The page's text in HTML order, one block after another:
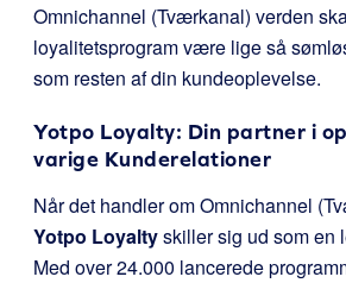
Omnichannel (Tværkanal) verden
loyalitetsprogram være lige så
som resten af din kundeoplevelse.
Yotpo Loyalty: Din partner i
varige Kunderelationer
Når det handler om Omnichannel
Yotpo Loyaltyskiller sig ud som en
Med over 24.000 lancerede